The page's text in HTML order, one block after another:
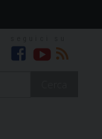
Facebook
Youtube
RSS